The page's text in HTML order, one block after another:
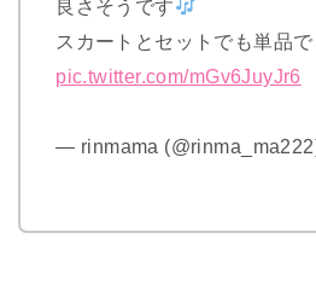
良さそうです
スカートとセットでも単品で
pic.twitter.com/mGv6JuyJr6
— rinmama